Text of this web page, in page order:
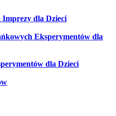
dla Dzieci
Eksperymentów dla
dla Dzieci